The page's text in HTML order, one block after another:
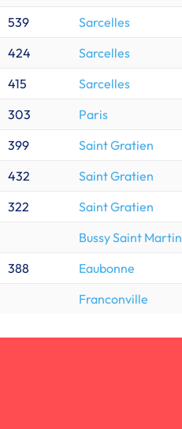
539
Sarcelles
424
Sarcelles
415
Sarcelles
303
Paris
399
Saint Gratien
432
Saint Gratien
322
Saint Gratien
Bussy Saint Martin
388
Eaubonne
Franconville